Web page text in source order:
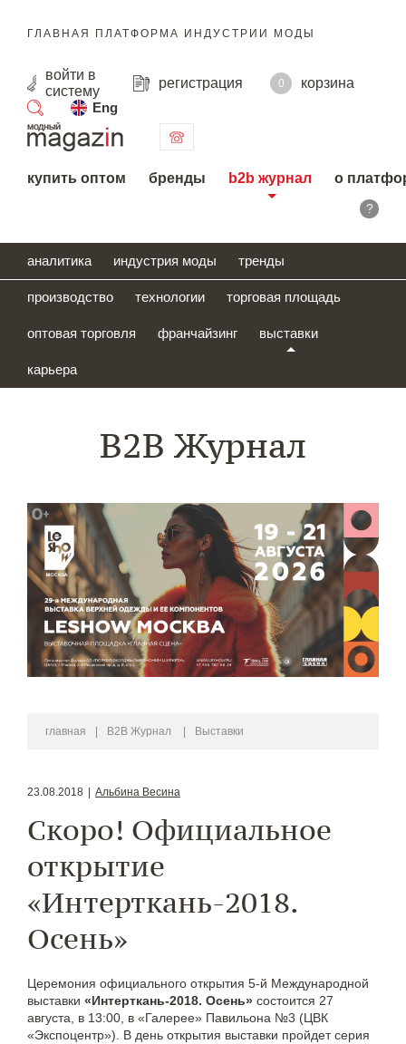
ГЛАВНАЯ ПЛАТФОРМА ИНДУСТРИИ МОДЫ
войти в
систему
регистрация 0
корзина
Eng
поиск
купить оптом бренды b2b журнал о
?
аналитика индустрия моды тренды
производство технологии торговая площадь
оптовая торговля франчайзинг выставки
карьера
B2B Журнал
главная B2B Журнал Выставки
23.08.2018 Альбина Весина
Скоро! Официальное
открытие
«Интерткань-2018.
Осень»
Церемония официального открытия 5-й Международной
выставки «Интерткань-2018. Осень» состоится 27
августа, в 13:00, в «Галерее» Павильона №3 (ЦВК
«Экспоцентр»). В день открытия выставки пройдет серия